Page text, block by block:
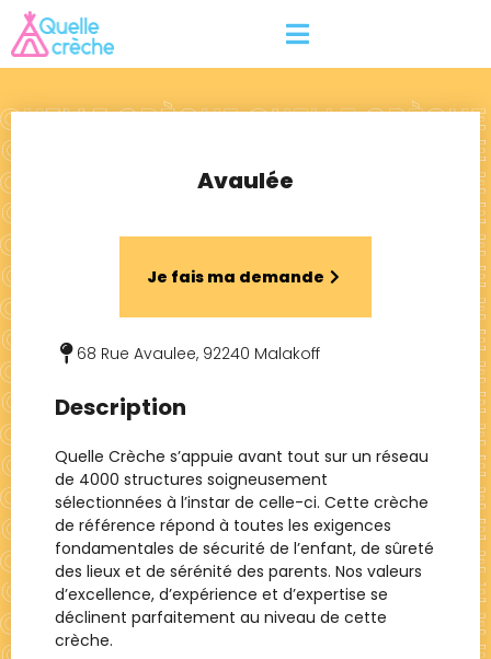
Avaulée
Je fais ma demande
68 Rue Avaulee, 92240 Malakoff
Description
Quelle Crèche s’appuie avant tout sur un réseau
de 4000 structures soigneusement
sélectionnées à l’instar de celle-ci. Cette crèche
de référence répond à toutes les exigences
fondamentales de sécurité de l’enfant, de sûreté
des lieux et de sérénité des parents. Nos valeurs
d’excellence, d’expérience et d’expertise se
déclinent parfaitement au niveau de cette
crèche.